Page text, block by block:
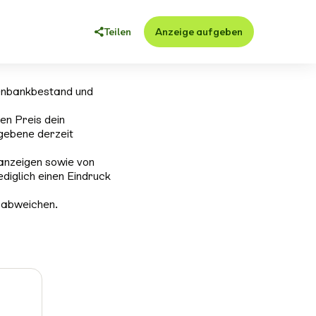
Teilen Anzeige aufgeben
und
Preis dein
derzeit
sowie von
einen Eindruck